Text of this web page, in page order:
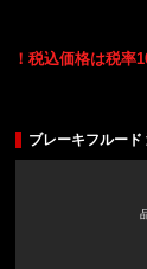
！税込価格は税率
ブレーキフルード